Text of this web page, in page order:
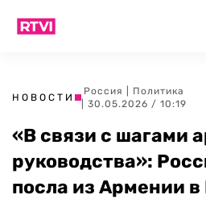
НОВОСТИ
Россия
Политика
| 30.05.2026 / 10:19
«В связи с шагами
руководства»:
посла из Армении